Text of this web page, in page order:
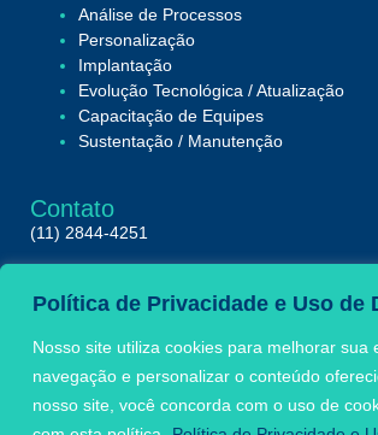
Política de Privacidade e Uso de
Nosso site utiliza cookies para melhorar sua
navegação e personalizar o conteúdo
nosso site, você concorda com o uso de
Análise de Processos
Personalização
Implantação
Evolução Tecnológica / Atualização
Capacitação de Equipes
Sustentação / Manutenção
Contato
(11) 2844-4251
Sala 1434 – Bela Vista, São Paulo – SP